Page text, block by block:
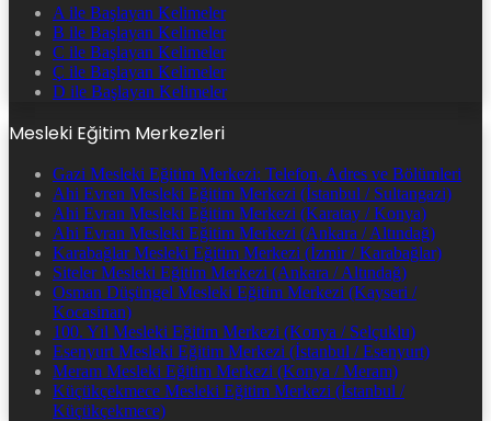
A ile Başlayan Kelimeler
B ile Başlayan Kelimeler
C ile Başlayan Kelimeler
Ç ile Başlayan Kelimeler
D ile Başlayan Kelimeler
Mesleki Eğitim Merkezleri
Gazi Mesleki Eğitim Merkezi: Telefon, Adres ve Bölümleri
Ahi Evren Mesleki Eğitim Merkezi (İstanbul / Sultangazi)
Ahi Evran Mesleki Eğitim Merkezi (Karatay / Konya)
Ahi Evran Mesleki Eğitim Merkezi (Ankara / Altındağ)
Karabağlar Mesleki Eğitim Merkezi (İzmir / Karabağlar)
Siteler Mesleki Eğitim Merkezi (Ankara / Altındağ)
Osman Düşüngel Mesleki Eğitim Merkezi (Kayseri /
Kocasinan)
100. Yıl Mesleki Eğitim Merkezi (Konya / Selçuklu)
Esenyurt Mesleki Eğitim Merkezi (İstanbul / Esenyurt)
Meram Mesleki Eğitim Merkezi (Konya / Meram)
Küçükçekmece Mesleki Eğitim Merkezi (İstanbul /
Küçükçekmece)